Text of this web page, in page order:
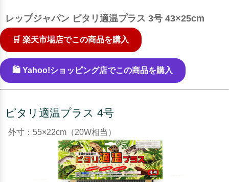
レップジャパン ピタリ適温プラス 3号 43×25cm
🛒 楽天市場店でこの商品を購入
🛍️ Yahoo!ショッピング店でこの商品を購入
ピタリ適温プラス 4号
外寸：55×22cm（20W相当）